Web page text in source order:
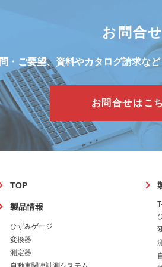
お問合せ
・ご要望、資料やカタログ請求など
お問合せはこ
TOP
製品情報
ひずみゲージ
変換器
測定器